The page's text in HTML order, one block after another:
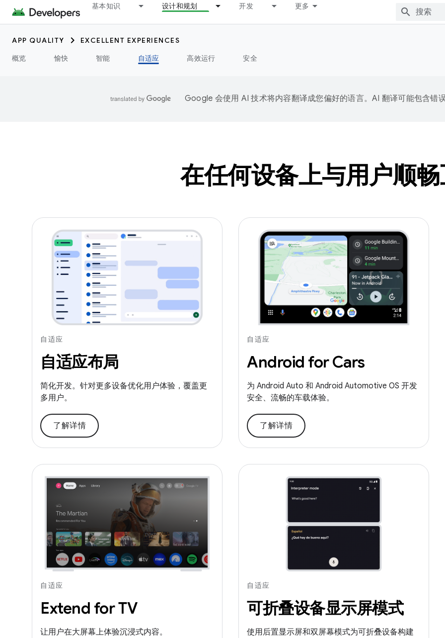
基本知识 设计和规划 开发 更多
APP QUALITY
EXCELLENT EXPERIENCES
概览
愉快 智能 自适应 高效运行 安全
Google 会使用 AI 技术将内容翻译成您偏好的语言。AI 翻译可能包含错
在任何设备上与用户顺
自适应
自适应布局
简化开发。针对更多设备优化用户体验，覆盖更
多用户。
了解详情
自适应
Android for Cars
为 Android Auto 和 Android Automotive OS 开发
安全、流畅的车载体验。
了解详情
自适应
Extend for TV
让用户在大屏幕上体验沉浸式内容。
自适应
可折叠设备显示屏模式
使用后置显示屏和双屏幕模式为可折叠设备构建